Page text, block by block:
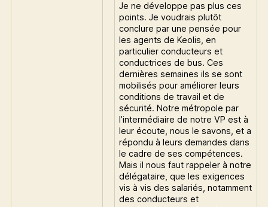
Je ne développe pas plus ces
points. Je voudrais plutôt
conclure par une pensée pour
les agents de Keolis, en
particulier conducteurs et
conductrices de bus. Ces
dernières semaines ils se sont
mobilisés pour améliorer leurs
conditions de travail et de
sécurité. Notre métropole par
l’intermédiaire de notre VP est à
leur écoute, nous le savons, et a
répondu à leurs demandes dans
le cadre de ses compétences.
Mais il nous faut rappeler à notre
délégataire, que les exigences
vis à vis des salariés, notamment
des conducteurs et